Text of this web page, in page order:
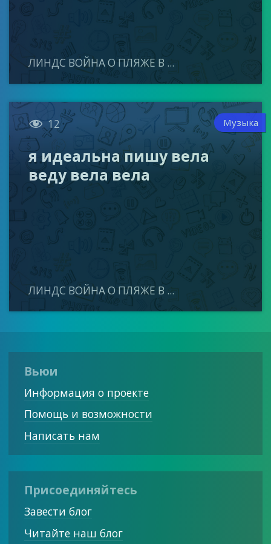
ЛИНДС ВОЙНА О ПЛЯЖЕ В ...
 12 Музыка
я идеальна пишу вела
веду вела вела
ЛИНДС ВОЙНА О ПЛЯЖЕ В ...
Вьюи
Информация о проекте
Помощь и возможности
Написать нам
Присоединяйтесь
Завести блог
Читайте наш блог